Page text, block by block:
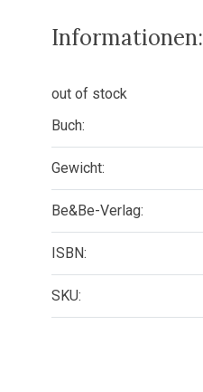
Informationen:
out of stock
Buch:
Gewicht:
Be&Be-Verlag:
ISBN:
SKU: